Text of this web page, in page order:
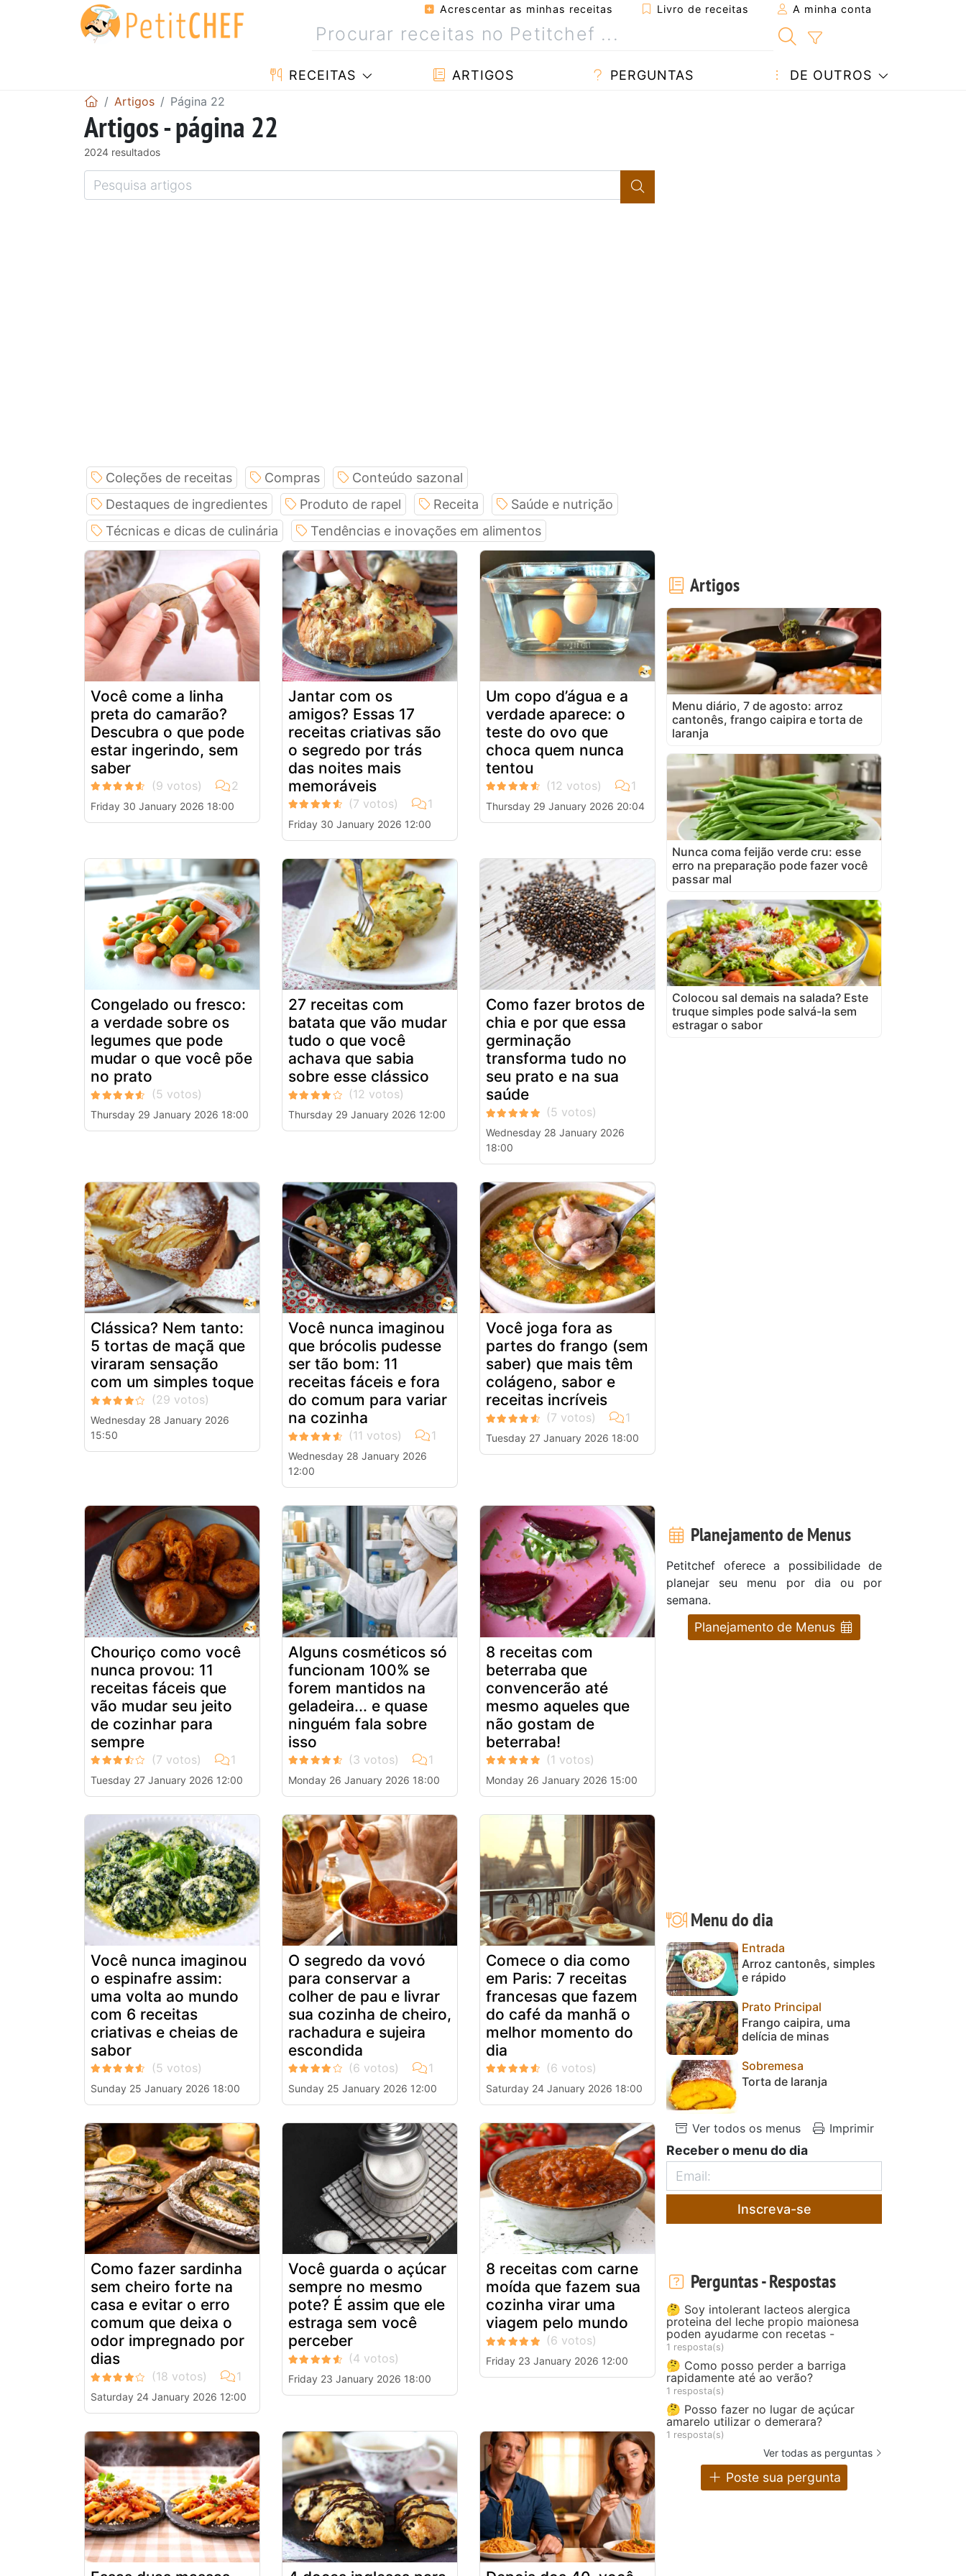
Acrescentar as minhas receitas Livro de receitas A minha conta
RECEITAS ARTIGOS PERGUNTAS DE OUTROS
Artigos Página 22
Artigos - página 22
2024 resultados
Coleções de receitas Compras
Conteúdo sazonal
Destaques de ingredientes
Produto de rapel Receita
Saúde e nutrição
Técnicas e dicas de culinária
Tendências e inovações em alimentos
Você come a linha
preta do camarão?
Descubra o que pode
estar ingerindo, sem
saber
Friday 30 January 2026 18:00
Jantar com os
amigos? Essas 17
receitas criativas são
o segredo por trás
das noites mais
memoráveis
Friday 30 January 2026 12:00
Um copo d’água e a
verdade aparece: o
teste do ovo que
choca quem nunca
tentou
Thursday 29 January 2026 20:04
Congelado ou fresco:
a verdade sobre os
legumes que pode
mudar o que você põe
no prato
Thursday 29 January 2026 18:00
27 receitas com
batata que vão mudar
tudo o que você
achava que sabia
sobre esse clássico
Thursday 29 January 2026 12:00
Como fazer brotos de
chia e por que essa
germinação
transforma tudo no
seu prato e na sua
saúde
Wednesday 28 January 2026
18:00
Clássica? Nem tanto:
5 tortas de maçã que
viraram sensação
com um simples toque
Wednesday 28 January 2026
15:50
Você nunca imaginou
que brócolis pudesse
ser tão bom: 11
receitas fáceis e fora
do comum para variar
na cozinha
Wednesday 28 January 2026
12:00
Você joga fora as
partes do frango (sem
saber) que mais têm
colágeno, sabor e
receitas incríveis
Tuesday 27 January 2026 18:00
Chouriço como você
nunca provou: 11
receitas fáceis que
vão mudar seu jeito
de cozinhar para
sempre
Tuesday 27 January 2026 12:00
Alguns cosméticos só
funcionam 100% se
forem mantidos na
geladeira... e quase
ninguém fala sobre
isso
Monday 26 January 2026 18:00
8 receitas com
beterraba que
convencerão até
mesmo aqueles que
não gostam de
beterraba!
Monday 26 January 2026 15:00
Você nunca imaginou
o espinafre assim:
uma volta ao mundo
com 6 receitas
criativas e cheias de
sabor
Sunday 25 January 2026 18:00
O segredo da vovó
para conservar a
colher de pau e livrar
sua cozinha de cheiro,
rachadura e sujeira
escondida
Sunday 25 January 2026 12:00
Comece o dia como
em Paris: 7 receitas
francesas que fazem
do café da manhã o
melhor momento do
dia
Saturday 24 January 2026 18:00
Como fazer sardinha
sem cheiro forte na
casa e evitar o erro
comum que deixa o
odor impregnado por
dias
Saturday 24 January 2026 12:00
Você guarda o açúcar
sempre no mesmo
pote? É assim que ele
estraga sem você
perceber
Friday 23 January 2026 18:00
8 receitas com carne
moída que fazem sua
cozinha virar uma
viagem pelo mundo
Friday 23 January 2026 12:00
Artigos
Menu diário, 7 de agosto: arroz
cantonês, frango caipira e torta de
laranja
Nunca coma feijão verde cru: esse
erro na preparação pode fazer você
passar mal
Colocou sal demais na salada? Este
truque simples pode salvá-la sem
estragar o sabor
Planejamento de Menus
Petitchef oferece a possibilidade de
planejar seu menu por dia ou por
semana.
Planejamento de Menus
Menu do dia
Entrada
Arroz cantonês, simples
e rápido
Prato Principal
Frango caipira, uma
delícia de minas
Sobremesa
Torta de laranja
Ver todos os menus Imprimir
Receber o menu do dia
Inscreva-se
Perguntas - Respostas
🤔 Soy intolerant lacteos alergica
proteina del leche propio maionesa
poden ayudarme con recetas -
1 resposta(s)
🤔 Como posso perder a barriga
rapidamente até ao verão?
1 resposta(s)
🤔 Posso fazer no lugar de açúcar
amarelo utilizar o demerara?
1 resposta(s)
Ver todas as perguntas
Poste sua pergunta